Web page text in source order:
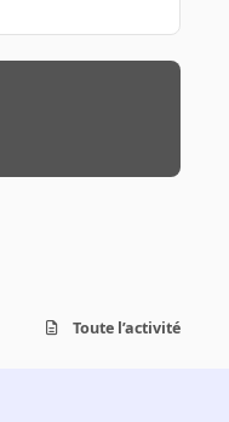
Toute l’activité